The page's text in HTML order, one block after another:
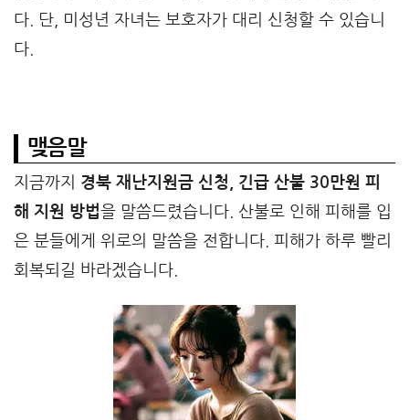
다. 단, 미성년 자녀는 보호자가 대리 신청할 수 있습니
다.
맺음말
지금까지 경북 재난지원금 신청, 긴급 산불 30만원 피
해 지원 방법을 말씀드렸습니다. 산불로 인해 피해를 입
은 분들에게 위로의 말씀을 전합니다. 피해가 하루 빨리
회복되길 바라겠습니다.